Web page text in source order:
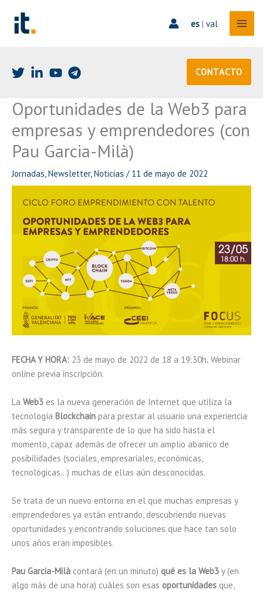
contenido
es| val
CONTACTO
Oportunidades de la Web3 para
empresas y emprendedores (con
Pau Garcia-Milà)
Jornadas,Newsletter,Noticias / 11 de mayo de 2022
FECHA Y HORA: 23 de mayo de 2022 de 18 a 19:30h. Webinar
online previa inscripción.
La Web3 es la nueva generación de Internet que utiliza la
tecnología Blockchain para prestar al usuario una experiencia
más segura y transparente de lo que ha sido hasta el
momento, capaz además de ofrecer un amplio abanico de
posibilidades (sociales, empresariales, económicas,
tecnológicas…) muchas de ellas aún desconocidas.
Se trata de un nuevo entorno en el que muchas empresas y
emprendedores ya están entrando, descubriendo nuevas
oportunidades y encontrando soluciones que hace tan solo
unos años eran imposibles.
Pau Garcia-Milà contará (en un minuto) qué es la Web3 y (en
algo más de una hora) cuáles son esas oportunidades que,